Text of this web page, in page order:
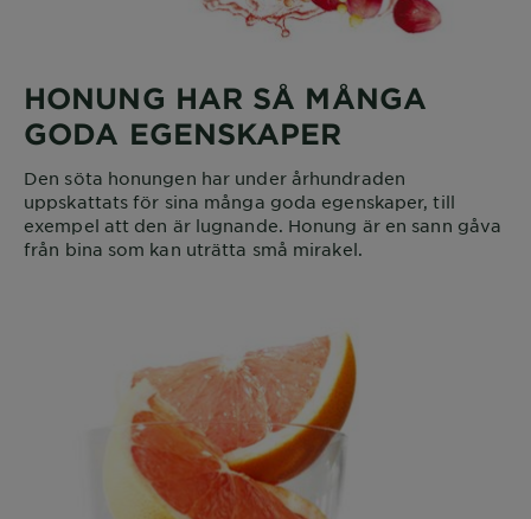
HONUNG HAR SÅ MÅNGA
GODA EGENSKAPER
Den söta honungen har under århundraden
uppskattats för sina många goda egenskaper, till
exempel att den är lugnande. Honung är en sann gåva
från bina som kan uträtta små mirakel.